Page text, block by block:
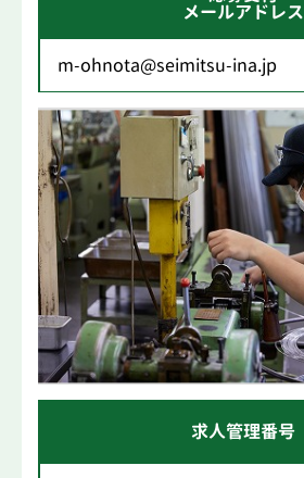
メールアドレス
m-ohnota@seimitsu-ina.jp
求人管理番号